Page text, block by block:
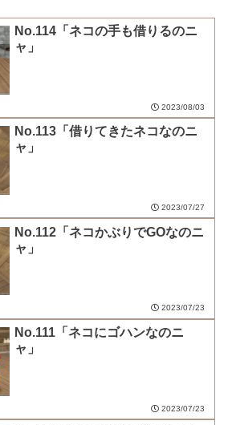
No.114「ネコの手も借りるのニ
ャ」
2023/08/03
No.113「借りてきたネコなのニ
ャ」
2023/07/27
No.112「ネコかぶりでGOなのニ
ャ」
2023/07/23
No.111「ネコにゴハンなのニ
ャ」
2023/07/23